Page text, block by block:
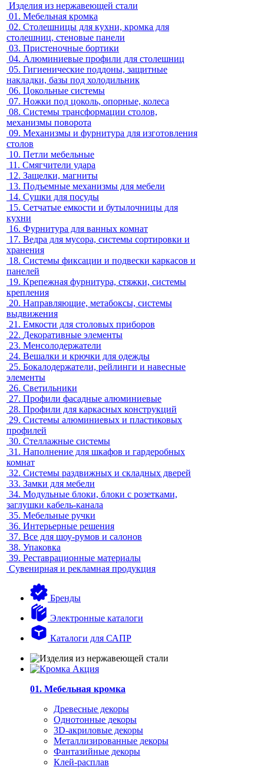
Изделия из нержавеющей стали
01. Мебельная кромка
02. Столешницы для кухни, кромка для
столешниц, стеновые панели
03. Пристеночные бортики
04. Алюминиевые профили для столешниц
05. Гигиенические поддоны, защитные
накладки, базы под холодильник
06. Цокольные системы
07. Ножки под цоколь, опорные, колеса
08. Системы трансформации столов,
механизмы поворота
09. Механизмы и фурнитура для изготовления
столов
10. Петли мебельные
11. Смягчители удара
12. Защелки, магниты
13. Подъемные механизмы для мебели
14. Сушки для посуды
15. Сетчатые емкости и бутылочницы для
кухни
16. Фурнитура для ванных комнат
17. Ведра для мусора, системы сортировки и
хранения
18. Системы фиксации и подвески каркасов и
панелей
19. Крепежная фурнитура, стяжки, системы
крепления
20. Направляющие, метабоксы, системы
выдвижения
21. Емкости для столовых приборов
22. Декоративные элементы
23. Менсолодержатели
24. Вешалки и крючки для одежды
25. Бокалодержатели, рейлинги и навесные
элементы
26. Светильники
27. Профили фасадные алюминиевые
28. Профили для каркасных конструкций
29. Системы алюминиевых и пластиковых
профилей
30. Стеллажные системы
31. Наполнение для шкафов и гардеробных
комнат
32. Системы раздвижных и складных дверей
33. Замки для мебели
34. Модульные блоки, блоки с розетками,
заглушки кабель-канала
35. Мебельные ручки
36. Интерьерные решения
37. Все для шоу-румов и салонов
38. Упаковка
39. Реставрационные материалы
Сувенирная и рекламная продукция
Бренды
Электронные каталоги
Каталоги для САПР
01. Мебельная кромка
Древесные декоры
Однотонные декоры
3D-акриловые декоры
Металлизированные декоры
Фантазийные декоры
Клей-расплав